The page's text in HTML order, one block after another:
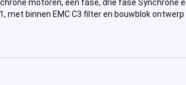
motoren, één fase, drie fase Synchrone
met binnen EMC C3 filter en bouwblok ontwerp